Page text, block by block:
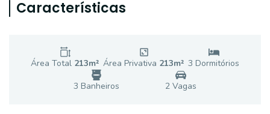
Características
Área Total 213m² Área Privativa 213m² 3 Dormitórios
3 Banheiros 2 Vagas